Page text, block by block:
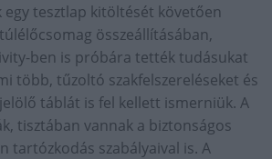
tesztlap kitöltését követően
összeállításában,
ben is próbára tették tudásukat
több, tűzoltó szakfelszereléseket és
táblát is fel kellett ismerniük. A
tisztában vannak a biztonságos
tartózkodás szabályaival is. A